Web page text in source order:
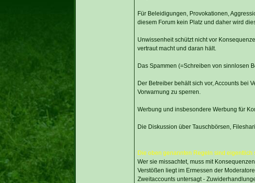
Für Beleidigungen, Provokationen,
diesem Forum kein Platz und daher wird
Unwissenheit schützt nicht vor
vertraut macht und daran hält.
Das Spammen (=Schreiben von sinnlosen
Der Betreiber behält sich vor, Accounts bei
Vorwarnung zu sperren.
Werbung und insbesondere Werbung für
Die Diskussion über Tauschbörsen,
Die oben genannten Regeln sind
Wer sie missachtet, muss mit
Verstößen liegt im Ermessen der
Zweitaccounts untersagt -